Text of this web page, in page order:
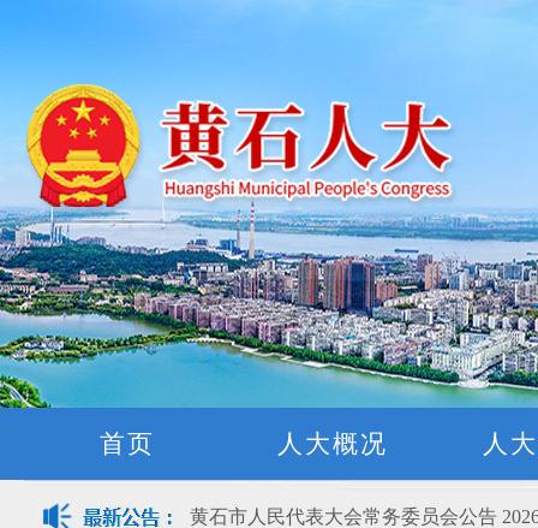
首页 人大概况 人
黄石市人民代表大会常务委员会公告
关于征集立法工作规划（2027年—2031
关于征求《黄石市停车场建设管理条例
公开征集“扩大内需大力提振消费”社会
黄石市人民代表大会常务委员会公告
黄石市人民代表大会常务委员会公告